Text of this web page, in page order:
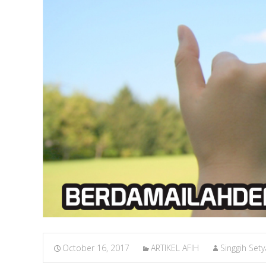
October 16, 2017 ARTIKEL AFIH Singgih